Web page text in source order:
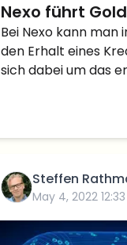
Nexo führt
Kreditvergabe
Bei Nexo kann man
den Erhalt eines
sich dabei um das
repräsentiert,
Steffen
May 4, 2022 12:33